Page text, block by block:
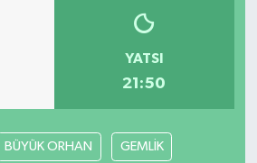
YATSI
21:50
BÜYÜK ORHAN GEMLİK